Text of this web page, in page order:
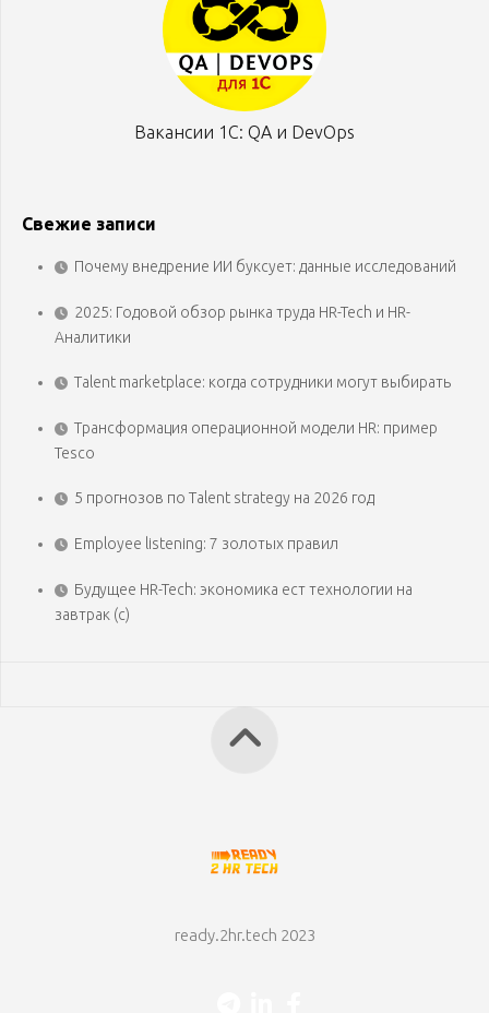
Вакансии 1С: QA и DevOps
Свежие записи
Почему внедрение ИИ буксует: данные исследований
2025: Годовой обзор рынка труда HR-Tech и HR-
Аналитики
Talent marketplace: когда сотрудники могут выбирать
Трансформация операционной модели HR: пример
Tesco
5 прогнозов по Talent strategy на 2026 год
Employee listening: 7 золотых правил
Будущее HR-Tech: экономика ест технологии на
завтрак (с)
ready.2hr.tech 2023